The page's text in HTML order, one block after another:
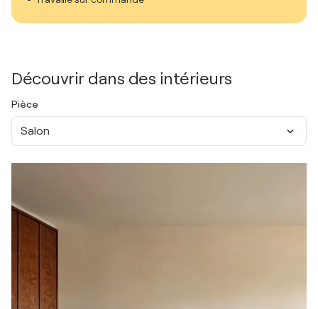
Découvrir dans des intérieurs
Pièce
Salon